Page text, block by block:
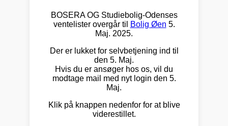
BOSERA OG Studiebolig-Odenses
ventelister overgår til
Bolig Øen 5.
Maj. 2025.
Der er lukket for selvbetjening ind til
den 5. Maj.
Hvis du er ansøger hos os, vil du
modtage mail med nyt login den 5.
Maj.
Klik på knappen nedenfor for at blive
viderestillet.